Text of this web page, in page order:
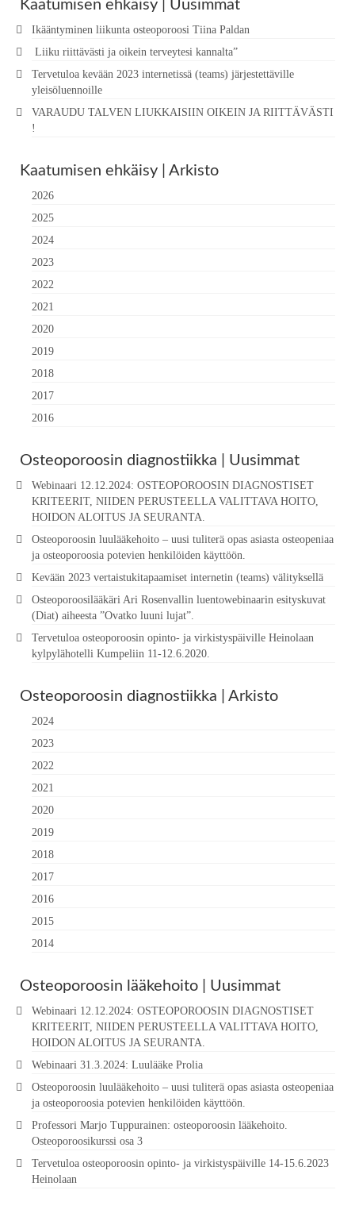
Kaatumisen ehkäisy | Uusimmat
Ikääntyminen liikunta osteoporoosi Tiina Paldan
Liiku riittävästi ja oikein terveytesi kannalta”
Tervetuloa kevään 2023 internetissä (teams) järjestettäville
yleisöluennoille
VARAUDU TALVEN LIUKKAISIIN OIKEIN JA RIITTÄVÄSTI
!
Kaatumisen ehkäisy | Arkisto
2026
2025
2024
2023
2022
2021
2020
2019
2018
2017
2016
Osteoporoosin diagnostiikka | Uusimmat
Webinaari 12.12.2024: OSTEOPOROOSIN DIAGNOSTISET
KRITEERIT, NIIDEN PERUSTEELLA VALITTAVA HOITO,
HOIDON ALOITUS JA SEURANTA.
Osteoporoosin luulääkehoito – uusi tuliterä opas asiasta osteopeniaa
ja osteoporoosia potevien henkilöiden käyttöön.
Kevään 2023 vertaistukitapaamiset internetin (teams) välityksellä
Osteoporoosilääkäri Ari Rosenvallin luentowebinaarin esityskuvat
(Diat) aiheesta ”Ovatko luuni lujat”.
Tervetuloa osteoporoosin opinto- ja virkistyspäiville Heinolaan
kylpylähotelli Kumpeliin 11-12.6.2020.
Osteoporoosin diagnostiikka | Arkisto
2024
2023
2022
2021
2020
2019
2018
2017
2016
2015
2014
Osteoporoosin lääkehoito | Uusimmat
Webinaari 12.12.2024: OSTEOPOROOSIN DIAGNOSTISET
KRITEERIT, NIIDEN PERUSTEELLA VALITTAVA HOITO,
HOIDON ALOITUS JA SEURANTA.
Webinaari 31.3.2024: Luulääke Prolia
Osteoporoosin luulääkehoito – uusi tuliterä opas asiasta osteopeniaa
ja osteoporoosia potevien henkilöiden käyttöön.
Professori Marjo Tuppurainen: osteoporoosin lääkehoito.
Osteoporoosikurssi osa 3
Tervetuloa osteoporoosin opinto- ja virkistyspäiville 14-15.6.2023
Heinolaan